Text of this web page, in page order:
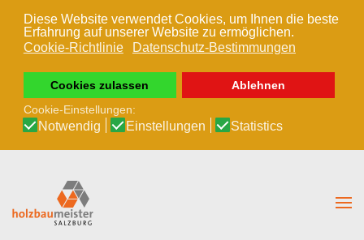
Diese Website verwendet Cookies, um Ihnen die beste
Erfahrung auf unserer Website zu ermöglichen.
Cookie-Richtlinie
Datenschutz-Bestimmungen
Cookies zulassen
Ablehnen
Cookie-Einstellungen:
Notwendig Einstellungen Statistics
Zum Hauptinhalt springen